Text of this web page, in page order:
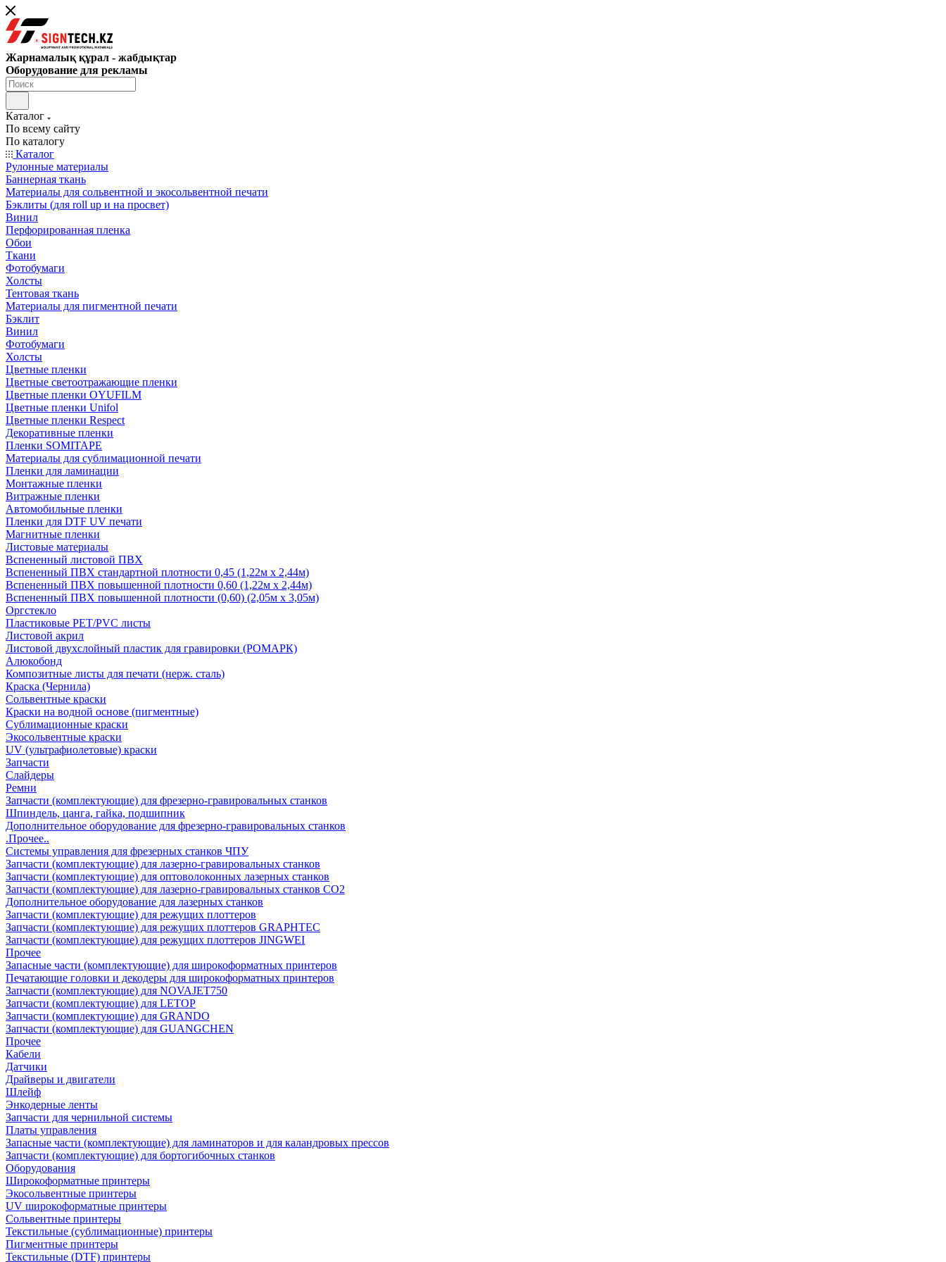
Жарнамалық құрал - жабдықтар
Оборудование для рекламы
Каталог
По всему сайту
По каталогу
Каталог
Рулонные материалы
Баннерная ткань
Материалы для сольвентной и экосольвентной печати
Бэклиты (для roll up и на просвет)
Винил
Перфорированная пленка
Обои
Ткани
Фотобумаги
Холсты
Тентовая ткань
Материалы для пигментной печати
Бэклит
Винил
Фотобумаги
Холсты
Цветные пленки
Цветные светоотражающие пленки
Цветные пленки OYUFILM
Цветные пленки Unifol
Цветные пленки Respect
Декоративные пленки
Пленки SOMITAPE
Материалы для сублимационной печати
Пленки для ламинации
Монтажные пленки
Витражные пленки
Автомобильные пленки
Пленки для DTF UV печати
Магнитные пленки
Листовые материалы
Вспененный листовой ПВХ
Вспененный ПВХ стандартной плотности 0,45 (1,22м х 2,44м)
Вспененный ПВХ повышенной плотности 0,60 (1,22м х 2,44м)
Вспененный ПВХ повышенной плотности (0,60) (2,05м х 3,05м)
Оргстекло
Пластиковые PET/PVC листы
Листовой акрил
Листовой двухслойный пластик для гравировки (РОМАРК)
Алюкобонд
Композитные листы для печати (нерж. сталь)
Краска (Чернила)
Сольвентные краски
Краски на водной основе (пигментные)
Сублимационные краски
Экосольвентные краски
UV (ультрафиолетовые) краски
Запчасти
Слайдеры
Ремни
Запчасти (комплектующие) для фрезерно-гравировальных станков
Шпиндель, цанга, гайка, подшипник
Дополнительное оборудование для фрезерно-гравировальных станков
.Прочее..
Системы управления для фрезерных станков ЧПУ
Запчасти (комплектующие) для лазерно-гравировальных станков
Запчасти (комплектующие) для оптоволоконных лазерных станков
Запчасти (комплектующие) для лазерно-гравировальных станков CO2
Дополнительное оборудование для лазерных станков
Запчасти (комплектующие) для режущих плоттеров
Запчасти (комплектующие) для режущих плоттеров GRAPHTEC
Запчасти (комплектующие) для режущих плоттеров JINGWEI
Прочее
Запасные части (комплектующие) для широкоформатных принтеров
Печатающие головки и декодеры для широкоформатных принтеров
Запчасти (комплектующие) для NOVAJET750
Запчасти (комплектующие) для LETOP
Запчасти (комплектующие) для GRANDO
Запчасти (комплектующие) для GUANGCHEN
Прочее
Кабели
Датчики
Драйверы и двигатели
Шлейф
Энкодерные ленты
Запчасти для чернильной системы
Платы управления
Запасные части (комплектующие) для ламинаторов и для каландровых прессов
Запчасти (комплектующие) для бортогибочных станков
Оборудования
Широкоформатные принтеры
Экосольвентные принтеры
UV широкоформатные принтеры
Сольвентные принтеры
Текстильные (сублимационные) принтеры
Пигментные принтеры
Текстильные (DTF) принтеры